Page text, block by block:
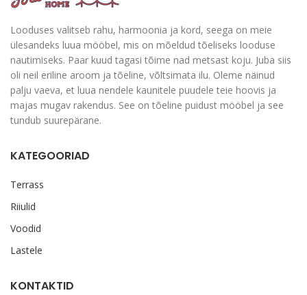
Looduses valitseb rahu, harmoonia ja kord, seega on meie
ülesandeks luua mööbel, mis on mõeldud tõeliseks looduse
nautimiseks. Paar kuud tagasi tõime nad metsast koju. Juba siis
oli neil eriline aroom ja tõeline, võltsimata ilu. Oleme näinud
palju vaeva, et luua nendele kaunitele puudele teie hoovis ja
majas mugav rakendus. See on tõeline puidust mööbel ja see
tundub suurepärane.
KATEGOORIAD
Terrass
Riiulid
Voodid
Lastele
KONTAKTID